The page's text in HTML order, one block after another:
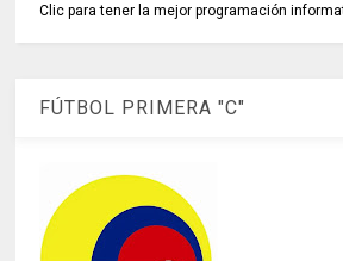
Clic para tener la mejor programación
FÚTBOL PRIMERA "C"